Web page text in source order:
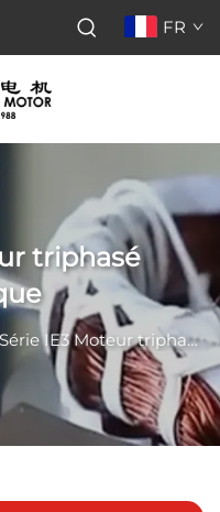
FR
triphasé
Série IE3 Moteur triphasé électrique